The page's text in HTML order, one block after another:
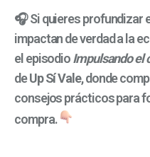
🎧 Si quieres profundizar
impactan de verdad a la
el episodioImpulsando el
deUp Sí Vale, donde
consejos prácticos para
compra.